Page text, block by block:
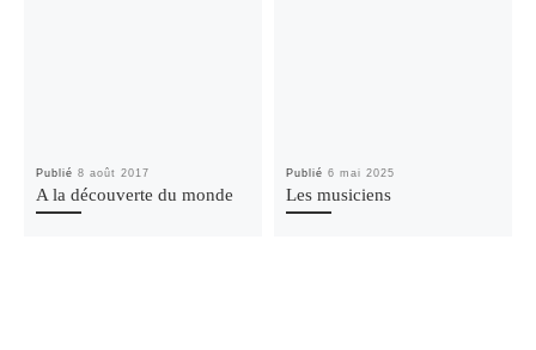
Publié8 août 2017
A la découverte du monde
Publié6 mai 2025
Les musiciens